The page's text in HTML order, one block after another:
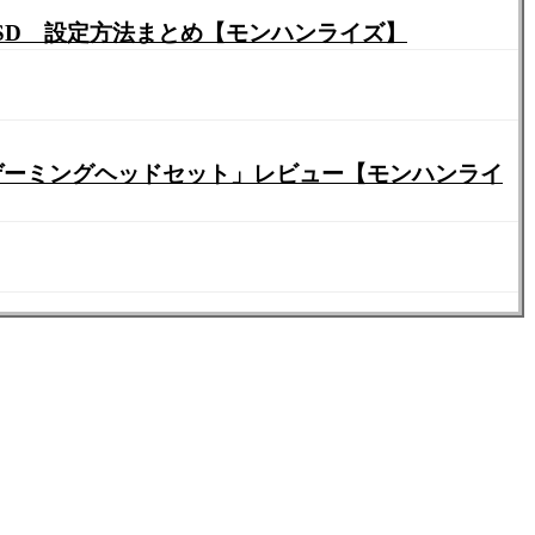
設定方法まとめ【モンハンライズ】
ミングヘッドセット」レビュー【モンハンライ